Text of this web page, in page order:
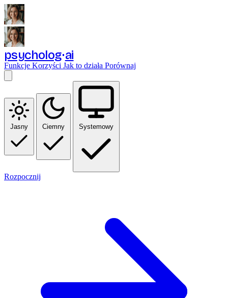
psycholog ai
Funkcje Korzyści Jak to działa Porównaj
Jasny Ciemny Systemowy
Rozpocznij